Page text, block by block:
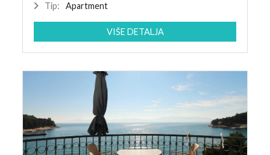
Tip:
Apartment
VIŠE DETALJA